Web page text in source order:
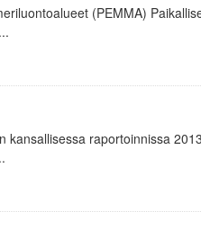
(PEMMA)
kansallisessa raportoinnissa